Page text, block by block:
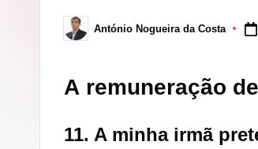
Posted
by
António Nogueira da Costa
A remuneração
11. A minha irmã